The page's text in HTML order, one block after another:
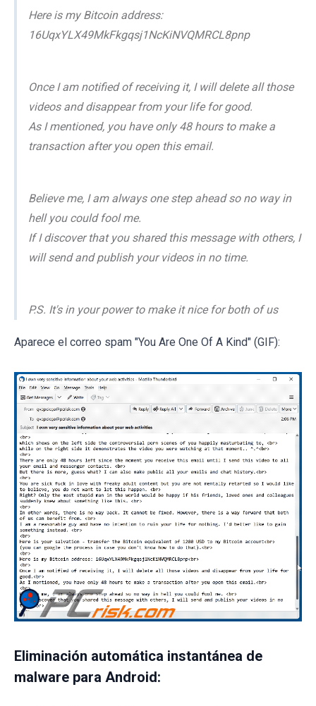
Here is my Bitcoin address:
16UqxYLX49MkFkgqsj1NcKiNVQMRCL8pnp
Once I am notified of receiving it, I will delete all those
videos and disappear from your life for good.
As I mentioned, you have only 48 hours to make a
transaction after you open this email.
Believe me, I am always one step ahead so no way in
hell you could fool me.
If I discover that you shared this message with others, I
will send and publish your videos in no time.
P.S. It's in your power to make it nice for both of us
Aparece el correo spam "You Are One Of A Kind" (GIF):
Eliminación automática instantánea de
malware para Android: